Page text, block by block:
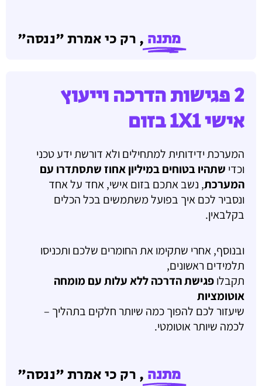
מתנה , רק כי אמרת "ננסה"
2 פגישות הדרכה וייעוץ
אישי 1X1 בזום
המערכת ידידותית למתחילים ולא דורשת ידע טכני
וכדישתהיו בטוחים במיליון אחוזשתסתדרו עם
המערכת, נשב אתכם בזום אישי, אחד על אחד
ונסביר לכם איך בפועל משתמשים בכל הכלים
בקלבאין.
ובנוסף, אחרי שתקימו את החומרים שלכם ותכניסו
תלמידים ראשונים,
תקבלופגישת הדרכה ללא עלות עם מומחה
אוטומציות
שיעזור לכם להפוך כמה שיותר חלקים בתהליך –
לכמה שיותר אוטומטי.
מתנה , רק כי אמרת "ננסה"